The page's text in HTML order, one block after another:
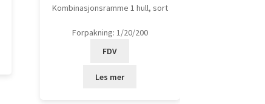
Kombinasjonsramme 1 hull, sort
Forpakning: 1/20/200
FDV
Les mer